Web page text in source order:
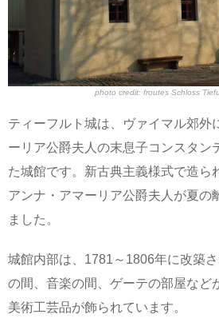
photo credit: froutes Schloss
ティーフルト城は、ヴァイマル郊外
ーリア公爵夫人の末息子コンスタン
た城館です。新古典主義様式で造ら
アンナ・アマーリア公爵夫人が夏の
ました。
城館内部は、1781～1806年に改築
の間、音楽の間、ゲーテの部屋など
美術工芸品が飾られています。